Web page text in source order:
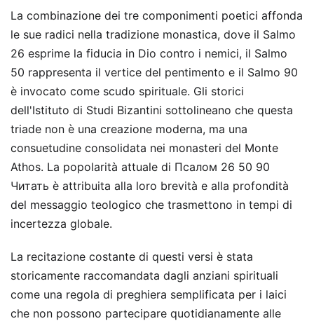
La combinazione dei tre componimenti poetici affonda
le sue radici nella tradizione monastica, dove il Salmo
26 esprime la fiducia in Dio contro i nemici, il Salmo
50 rappresenta il vertice del pentimento e il Salmo 90
è invocato come scudo spirituale. Gli storici
dell'Istituto di Studi Bizantini sottolineano che questa
triade non è una creazione moderna, ma una
consuetudine consolidata nei monasteri del Monte
Athos. La popolarità attuale di Псалом 26 50 90
Читать è attribuita alla loro brevità e alla profondità
del messaggio teologico che trasmettono in tempi di
incertezza globale.
La recitazione costante di questi versi è stata
storicamente raccomandata dagli anziani spirituali
come una regola di preghiera semplificata per i laici
che non possono partecipare quotidianamente alle